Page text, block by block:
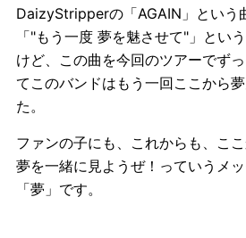
DaizyStripperの「AGAIN」という
「"もう一度 夢を魅させて"」とい
けど、この曲を今回のツアーでず
てこのバンドはもう一回ここから
た。
ファンの子にも、これからも、こ
夢を一緒に見ようぜ！っていうメ
「夢」です。